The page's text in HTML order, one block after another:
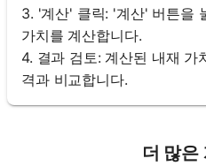
3. '계산' 클릭: '계산' 버튼을
가치를 계산합니다.
4. 결과 검토: 계산된 내재 가
격과 비교합니다.
더 많은